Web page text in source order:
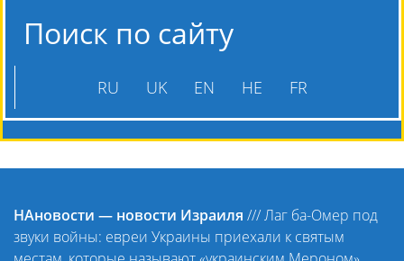
Поиск по сайту
RU UK EN HE FR
НАновости — новости Израиля ///Лаг ба-Омер под
звуки войны: евреи Украины приехали к святым